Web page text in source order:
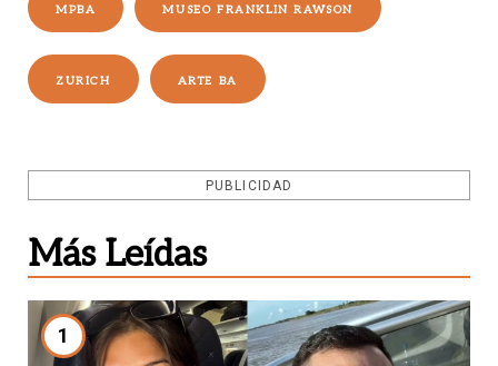
MPBA MUSEO FRANKLIN RAWSON
ZURICH ARTE BA
PUBLICIDAD
Más Leídas
1